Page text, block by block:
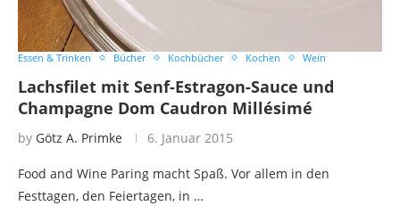
Essen & Trinken Bücher Kochbücher Kochen Wein
Lachsfilet mit Senf-Estragon-Sauce und
Champagne Dom Caudron Millésimé
by Götz A. Primke 6. Januar 2015
Food and Wine Paring macht Spaß. Vor allem in den
Festtagen, den Feiertagen, in …